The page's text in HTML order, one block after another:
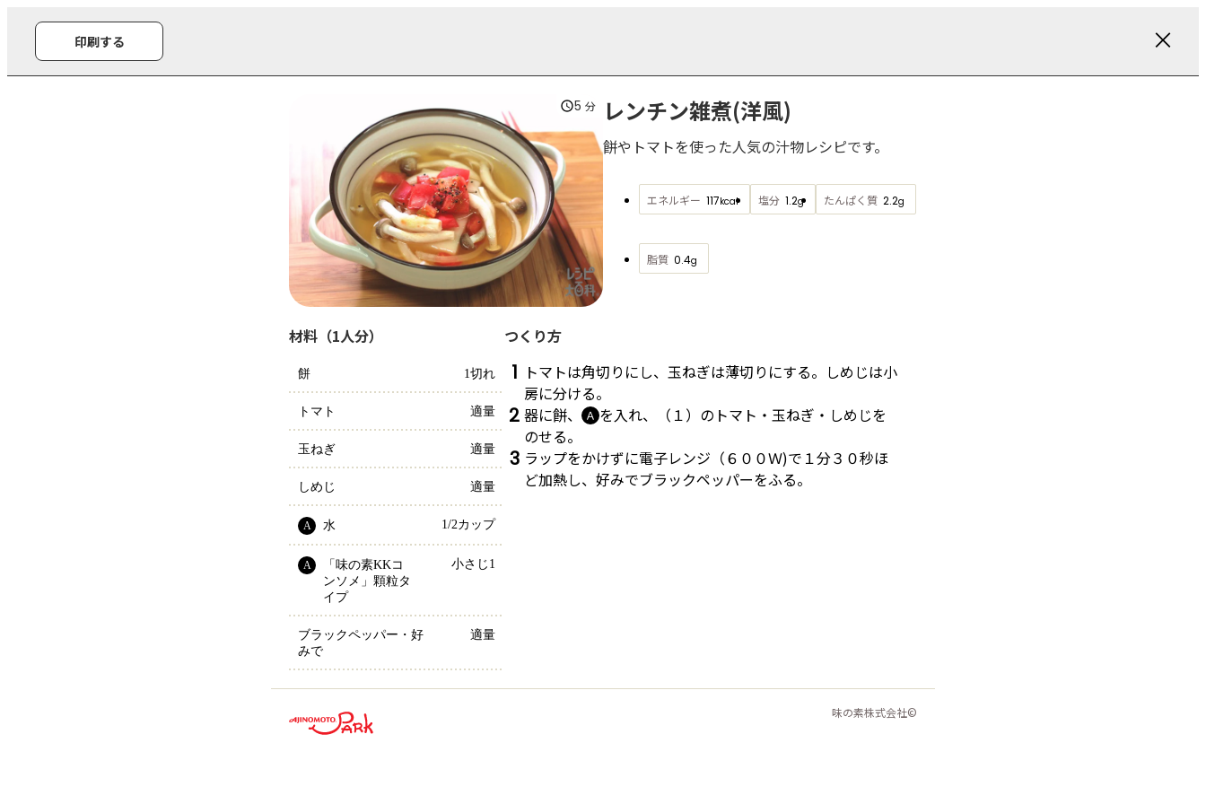
印刷する
5 分 レンチン雑煮(洋風)
餅やトマトを使った人気の汁物レシピです。
エネルギー 117kcal 塩分 1.2g たんぱく質 2.2g
脂質 0.4g
材料（1人分）
餅 1切れ
トマト 適量
玉ねぎ 適量
しめじ 適量
A 水 1/2カップ
A
「味の素KKコ
ンソメ」顆粒タ
イプ
小さじ1
ブラックペッパー・好
みで
適量
つくり方
1 トマトは角切りにし、玉ねぎは薄切りにする。しめじは小
房に分ける。
2 器に餅、 Ａ を入れ、（１）のトマト・玉ねぎ・しめじを
のせる。
3 ラップをかけずに電子レンジ（６００Ｗ)で１分３０秒ほ
ど加熱し、好みでブラックペッパーをふる。
味の素株式会社©